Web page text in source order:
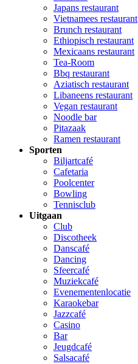
Japans restaurant
Vietnamees restaurant
Brunch restaurant
Ethiopisch restaurant
Mexicaans restaurant
Tea-Room
Bbq restaurant
Aziatisch restaurant
Libaneens restaurant
Vegan restaurant
Noodle bar
Pitazaak
Ramen restaurant
Sporten
Biljartcafé
Cafetaria
Poolcenter
Bowling
Tennisclub
Uitgaan
Club
Discotheek
Danscafé
Dancing
Sfeercafé
Muziekcafé
Evenementenlocatie
Karaokebar
Jazzcafé
Casino
Bar
Jeugdcafé
Salsacafé